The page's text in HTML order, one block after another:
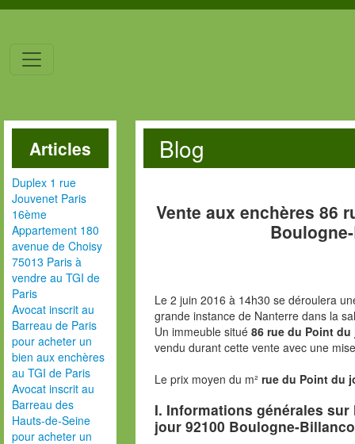
Articles
Duplex 1 rue
Jouvenet Paris
16ème
Appartement 180
avenue de Choisy
75013 Paris à
vendre au TGI de
Paris
Avocat inscrit au
Barreau de Paris
pour acheter un
bien aux enchères
au TGI de Paris
Avocat inscrit au
Barreau des
Hauts-de-Seine
pour acheter un
Blog
Vente aux enchères 86
Le 2 juin 2016 à 14h30 se déroulera
grande instance de Nanterre dans la
Un immeuble situé 86 rue du Point
vendu durant cette vente avec une
Le prix moyen du m² rue du Point du
I. Informations générales sur
jour 92100 Boulogne-